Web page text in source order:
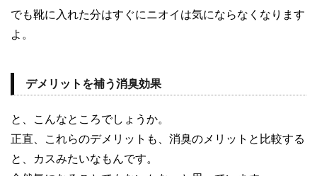
でも靴に入れた分はすぐにニオイは気にならなくなります
よ。
デメリットを補う消臭効果
と、こんなところでしょうか。
正直、これらのデメリットも、消臭のメリットと比較する
と、カスみたいなもんです。